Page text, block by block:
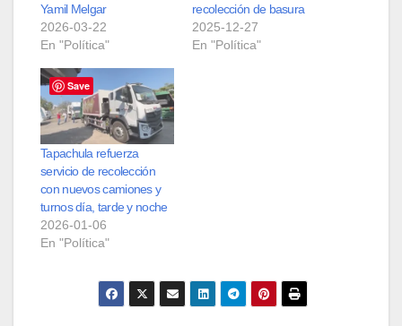
Yamil Melgar
2026-03-22
En "Política"
recolección de basura
2025-12-27
En "Política"
Tapachula refuerza
servicio de recolección
con nuevos camiones y
turnos día, tarde y noche
2026-01-06
En "Política"
Save